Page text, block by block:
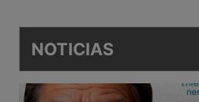
NOTICIAS